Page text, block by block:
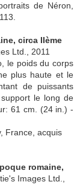
de Néron,
circa IIème
Ltd., 2011
le poids du corps
plus haute et le
de puissants
le long de
61 cm. (24 in.) -
France, acquis
romaine,
Images Ltd.,